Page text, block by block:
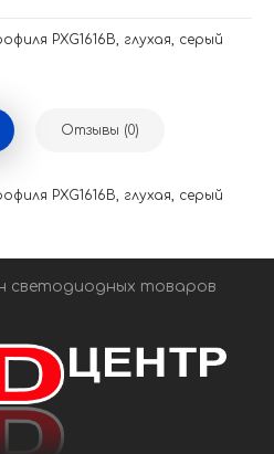
PXG1616B, глухая, серый
Отзывы (0)
PXG1616B, глухая, серый
светодиодных товаров